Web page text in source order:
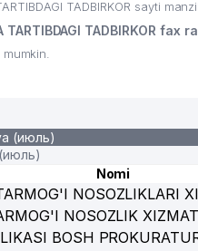
TADBIRKOR sayti
TARTIBDAGI TADBIRKOR fax
(июль)
Nomi
NOSOZLIKLARI
NOSOZLIK
BOSH